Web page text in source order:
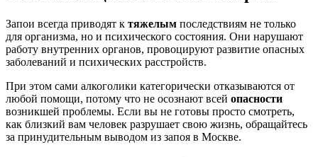
Запои всегда приводят к тяжелым последствиям не только
для организма, но и психического состояния. Они нарушают
работу внутренних органов, провоцируют развитие опасных
заболеваний и психических расстройств.
При этом сами алкоголики категорически отказываются от
любой помощи, потому что не осознают всей опасности
возникшей проблемы. Если вы не готовы просто смотреть,
как близкий вам человек разрушает свою жизнь, обращайтесь
за принудительным выводом из запоя в Москве.